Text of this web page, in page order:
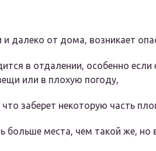
и далеко от дома, возникает
в отдалении, особенно
или в плохую погоду,
заберет некоторую часть
больше места, чем такой же, но